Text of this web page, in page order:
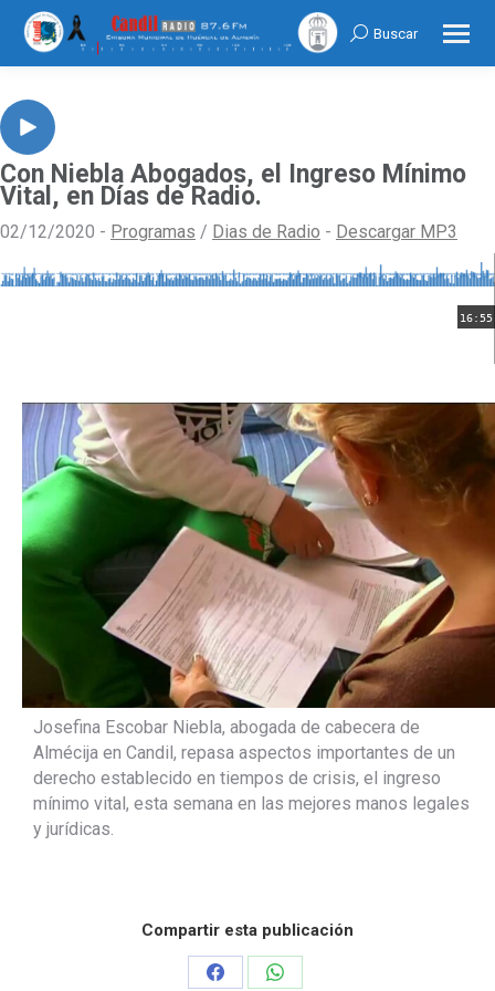
Search:
Buscar
Con Niebla Abogados, el Ingreso Mínimo
Vital, en Días de Radio.
02/12/2020 - Programas / Dias de Radio - Descargar MP3
16:55
Josefina Escobar Niebla, abogada de cabecera de
Almécija en Candil, repasa aspectos importantes de un
derecho establecido en tiempos de crisis, el ingreso
mínimo vital, esta semana en las mejores manos legales
y jurídicas.
Compartir esta publicación